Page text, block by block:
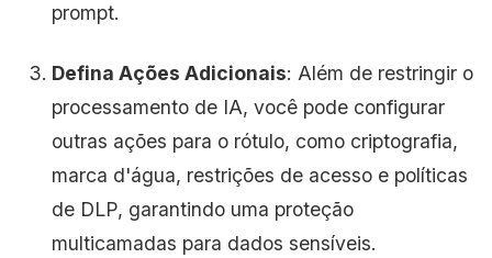
prompt.
Defina Ações Adicionais: Além de restringir o
processamento de IA, você pode configurar
outras ações para o rótulo, como criptografia,
marca d'água, restrições de acesso e políticas
de DLP, garantindo uma proteção
multicamadas para dados sensíveis.